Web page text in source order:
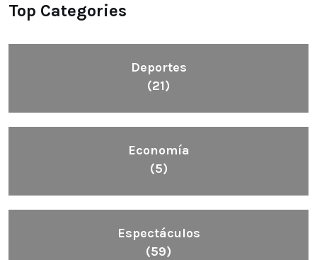
Top Categories
Deportes
(21)
Economía
(5)
Espectáculos
(59)